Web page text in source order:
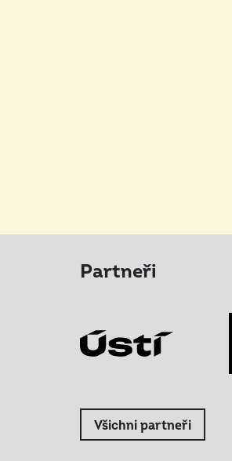
Partneři
Všichni partneři